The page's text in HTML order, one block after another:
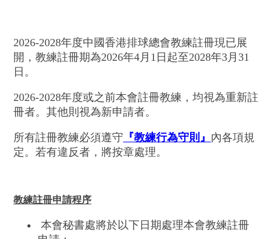
2026-2028年度中國香港排球總會教練註冊現已展
開，教練註冊期為2026年4月1日起至2028年3月31
日。
2026-2028年度或之前本會註冊教練，均視為重新註
冊者。其他則視為新申請者。
所有註冊教練必須遵守 『教練行為守則』 內各項規
定。若有違反者，將按章處理。
教練註冊申請程序
本會秘書處將於以下日期處理本會教練註冊